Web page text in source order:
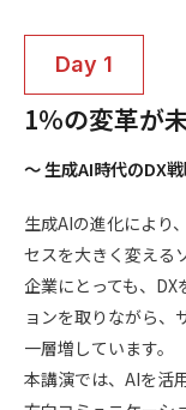
1％の変革が
～ 生成AI時代のDX
生成AIの進化により
セスを大きく変える
企業にとっても、
ョンを取りながら、
一層増しています。
本講演では、AIを活